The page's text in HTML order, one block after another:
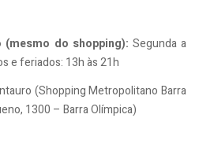
do shopping): Segunda a
e feriados: 13h às 21h
(Shopping Metropolitano Barra
1300 – Barra Olímpica)